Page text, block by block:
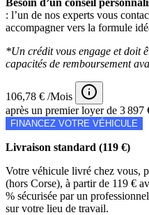
: l’un de nos experts vous
accompagner vers la formule
*Un crédit vous engage et doit
capacités de remboursement
106,78 € /Mois
après un premier loyer de 3 897
FINANCEZ VOTRE VÉHICULE
Livraison standard (119 €)
Votre véhicule livré chez vous,
(hors Corse), à partir de 119 €
% sécurisée par un
sur votre lieu de travail.